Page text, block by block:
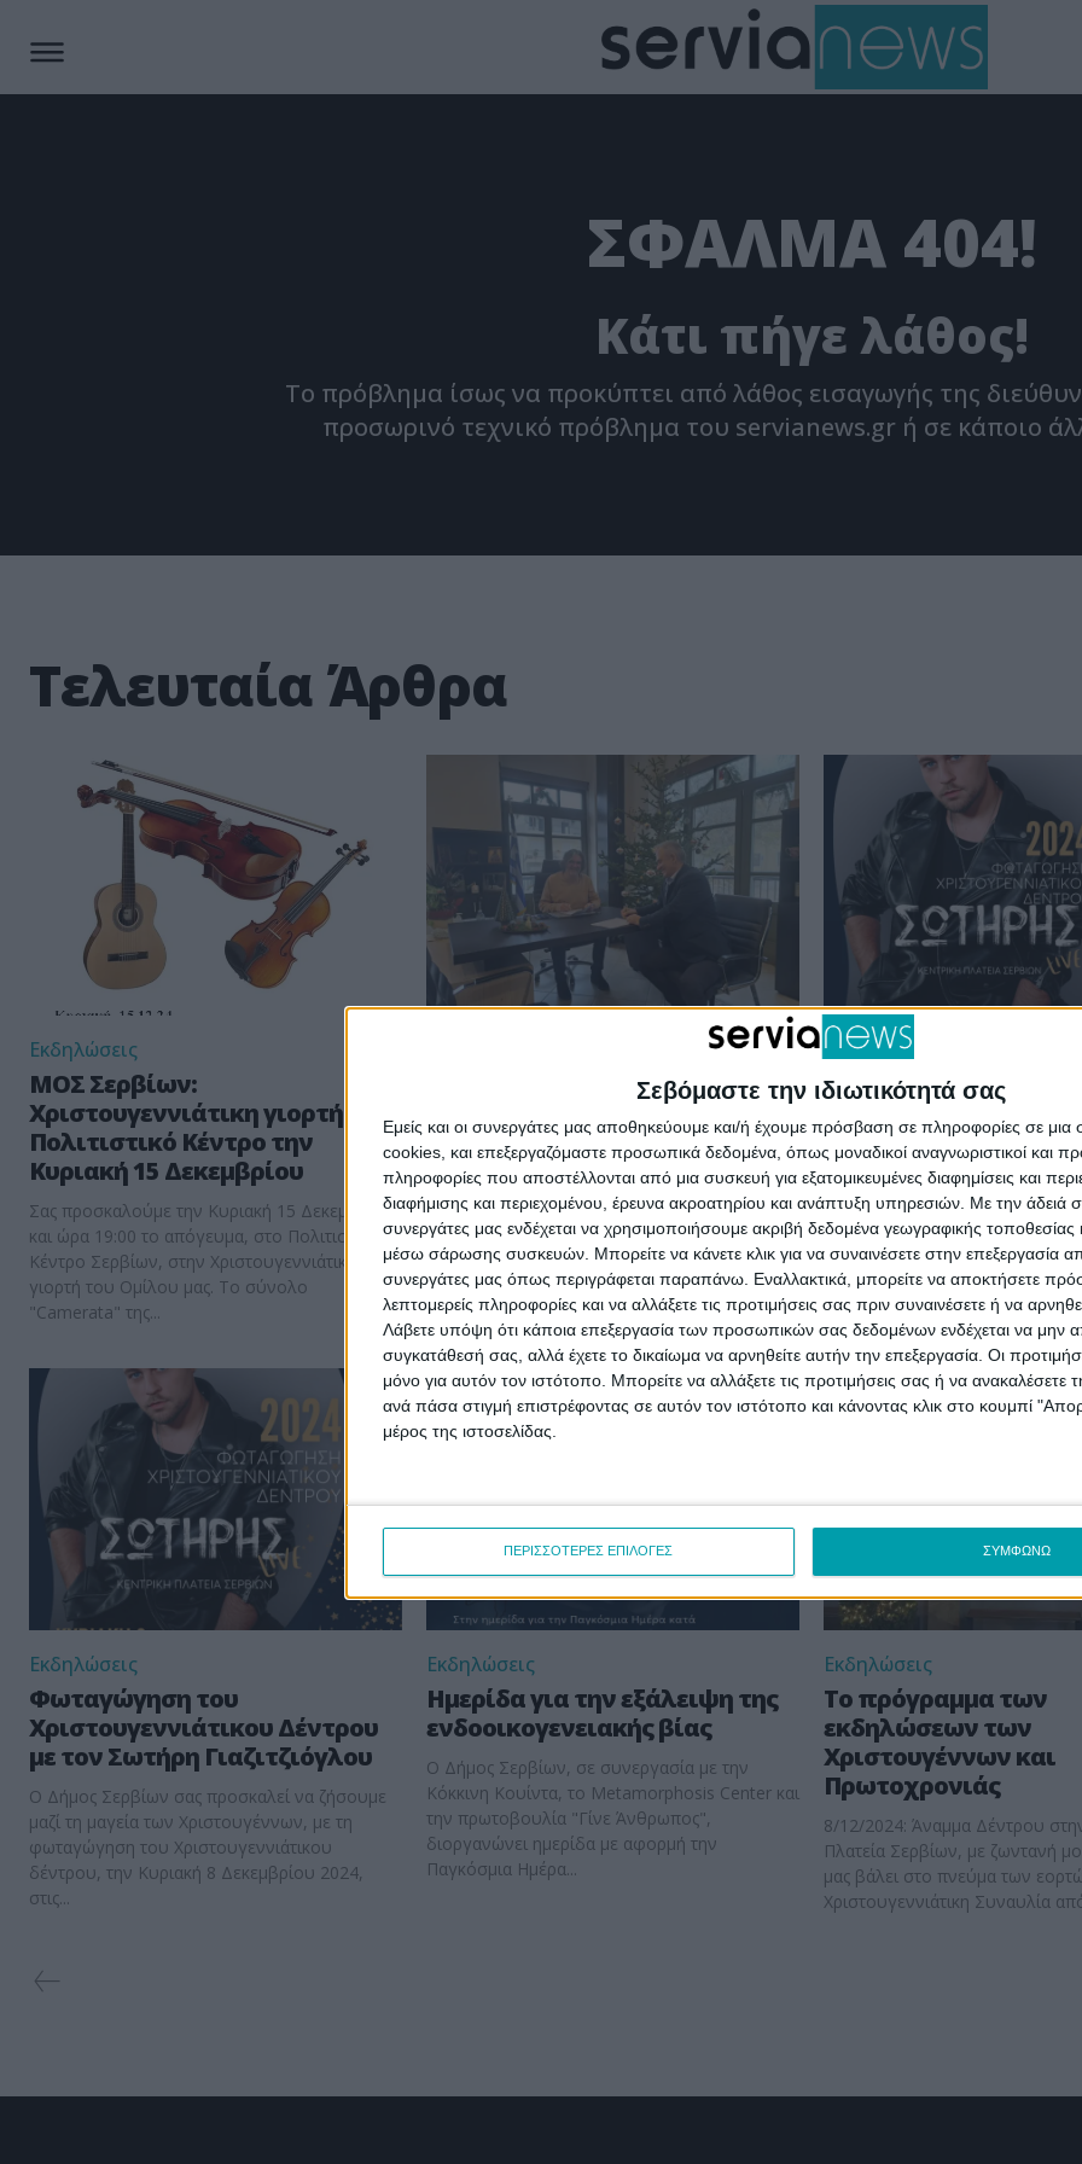
Σεβόμαστε την ιδιωτικότητά σας
Εμείς και οι συνεργάτες μας αποθηκεύουμε και/ή έχουμε πρόσβαση σε πληροφορίες σε
cookies, και επεξεργαζόμαστε προσωπικά δεδομένα, όπως μοναδικοί αναγνωριστικοί και
πληροφορίες που αποστέλλονται από μια συσκευή για εξατομικευμένες διαφημίσεις και
διαφήμισης και περιεχομένου, έρευνα ακροατηρίου και ανάπτυξη υπηρεσιών. Με την άδειά
συνεργάτες μας ενδέχεται να χρησιμοποιήσουμε ακριβή δεδομένα γεωγραφικής τοποθεσίας
μέσω σάρωσης συσκευών. Μπορείτε να κάνετε κλικ για να συναινέσετε στην επεξεργασία
συνεργάτες μας όπως περιγράφεται παραπάνω. Εναλλακτικά, μπορείτε να αποκτήσετε
λεπτομερείς πληροφορίες και να αλλάξετε τις προτιμήσεις σας πριν συναινέσετε ή να
Λάβετε υπόψη ότι κάποια επεξεργασία των προσωπικών σας δεδομένων ενδέχεται να μην
συγκατάθεσή σας, αλλά έχετε το δικαίωμα να αρνηθείτε αυτήν την επεξεργασία. Οι
μόνο για αυτόν τον ιστότοπο. Μπορείτε να αλλάξετε τις προτιμήσεις σας ή να ανακαλέσετε
ανά πάσα στιγμή επιστρέφοντας σε αυτόν τον ιστότοπο και κάνοντας κλικ στο κουμπί
μέρος της ιστοσελίδας.
ΠΕΡΙΣΣΟΤΕΡΕΣ ΕΠΙΛΟΓΕΣ ΣΥΜΦΩΝΩ
ΣΦΆΛΜΑ 404!
Κάτι πήγε λάθος!
Το πρόβλημα ίσως να προκύπτει από λάθος εισαγωγής της
προσωρινό τεχνικό πρόβλημα του servianews.gr ή σε κάποιο
Τελευταία Άρθρα
Εκδηλώσεις
ΜΟΣ Σερβίων:
Χριστουγεννιάτικη γιορτή στο
Πολιτιστικό Κέντρο την
Κυριακή 15 Δεκεμβρίου
Σας προσκαλούμε την Κυριακή 15 Δεκεμβρίου
και ώρα 19:00 το απόγευμα, στο Πολιτιστικό
Κέντρο Σερβίων, στην Χριστουγεννιάτικη
γιορτή του Ομίλου μας. Το σύνολο
"Camerata" της...
Υπογραφή Σύμβασης για
Ψηφιακές Υπηρεσίες στον
Δήμο Σερβίων
Υπεγράφη χθες από τον Δήμαρχο Σερβίων
Χρήστο Ελευθερίου η σύμβαση για τη Δράση
"Υπηρεσίες και εφαρμογές Ηλεκτρονικής
Διακυβέρνησης στο Δήμο Σερβίων" που είναι
ενταγμένη...
Εκδηλώσεις
Την Τρίτη 17
φωταγώγηση του
Χριστουγεννιάτικου
Ο Δήμος Σερβίων σας
φωταγώγηση του
δέντρου, η οποία θα
Τρίτη 17 Δεκεμβρίου 2024, στις
Κεντρική Πλατεία...
Εκδηλώσεις
Φωταγώγηση του
Χριστουγεννιάτικου Δέντρου
με τον Σωτήρη Γιαζιτζιόγλου
Ο Δήμος Σερβίων σας προσκαλεί να ζήσουμε
μαζί τη μαγεία των Χριστουγέννων, με τη
φωταγώγηση του Χριστουγεννιάτικου
δέντρου, την Κυριακή 8 Δεκεμβρίου 2024,
στις...
Εκδηλώσεις
Ημερίδα για την εξάλειψη της
ενδοοικογενειακής βίας
Ο Δήμος Σερβίων, σε συνεργασία με την
Κόκκινη Κουίντα, το Metamorphosis Center και
την πρωτοβουλία "Γίνε Άνθρωπος",
διοργανώνει ημερίδα με αφορμή την
Παγκόσμια Ημέρα...
Εκδηλώσεις
Το πρόγραμμα των
εκδηλώσεων των
Χριστουγέννων και
Πρωτοχρονιάς
8/12/2024: Άναμμα Δέντρου
Πλατεία Σερβίων, με ζωντανή
μας βάλει στο πνεύμα των εορτών. 14/12/
Χριστουγεννιάτικη Συναυλία